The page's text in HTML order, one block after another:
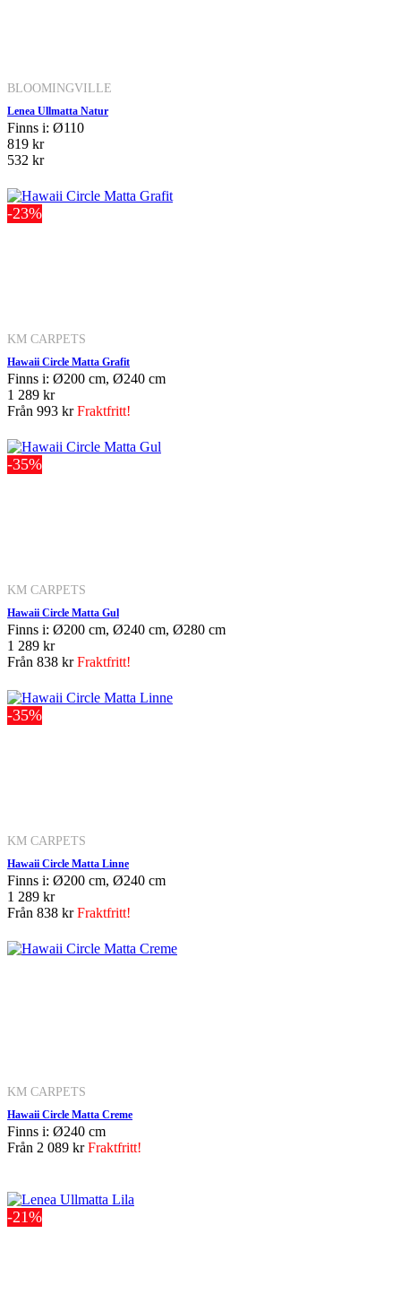
BLOOMINGVILLE
Lenea Ullmatta Natur
Finns i: Ø110
819 kr
532 kr
-23%
KM CARPETS
Hawaii Circle Matta Grafit
Finns i: Ø200 cm, Ø240 cm
1 289 kr
Från 993 krFraktfritt!
-35%
KM CARPETS
Hawaii Circle Matta Gul
Finns i: Ø200 cm, Ø240 cm, Ø280 cm
1 289 kr
Från 838 krFraktfritt!
-35%
KM CARPETS
Hawaii Circle Matta Linne
Finns i: Ø200 cm, Ø240 cm
1 289 kr
Från 838 krFraktfritt!
KM CARPETS
Hawaii Circle Matta Creme
Finns i: Ø240 cm
Från 2 089 krFraktfritt!
-21%